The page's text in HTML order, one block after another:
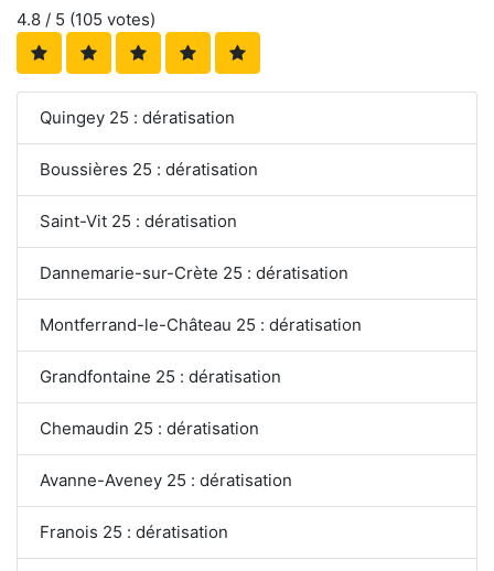
4.8 / 5 (105 votes)
Quingey 25 : dératisation
Boussières 25 : dératisation
Saint-Vit 25 : dératisation
Dannemarie-sur-Crète 25 : dératisation
Montferrand-le-Château 25 : dératisation
Grandfontaine 25 : dératisation
Chemaudin 25 : dératisation
Avanne-Aveney 25 : dératisation
Franois 25 : dératisation